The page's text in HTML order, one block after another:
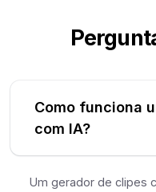
Como funciona
com IA?
Um gerador de clipes